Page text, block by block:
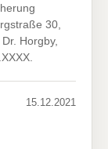
30,
Horgby,
15.12.2021